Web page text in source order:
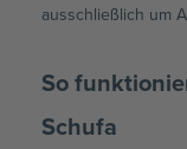
ausschließlich um
So
Schufa